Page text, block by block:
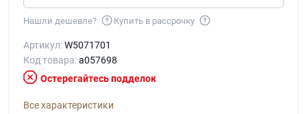
Нашли дешевле? Купить в рассрочку
Артикул:W5071701
Код товара:a057698
Остерегайтесь подделок
Все характеристики